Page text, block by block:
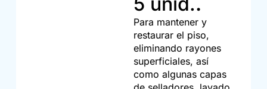
Para mantener y
restaurar el piso,
eliminando rayones
superficiales, así
como algunas capas